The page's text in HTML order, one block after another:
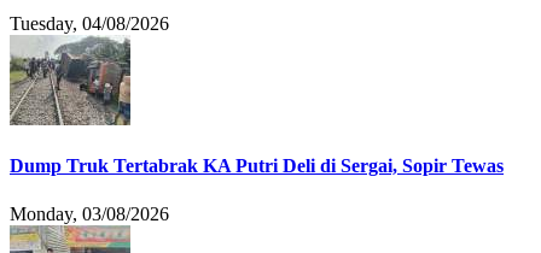
Tuesday, 04/08/2026
Dump Truk Tertabrak KA Putri Deli di Sergai, Sopir Tewas
Monday, 03/08/2026